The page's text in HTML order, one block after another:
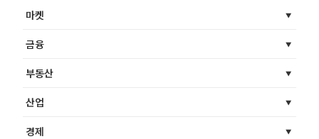
마켓
금융
부동산
산업
경제